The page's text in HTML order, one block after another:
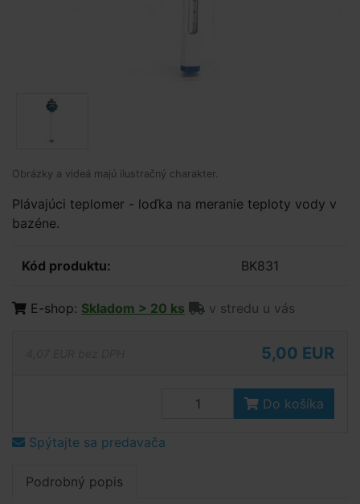
Obrázky a videá majú ilustračný charakter.
Plávajúci teplomer - loďka na meranie teploty vody v
bazéne.
Kód produktu: BK831
E-shop: Skladom > 20 ks v stredu u vás
5,00 EUR
Do košíka
Spýtajte sa predavača
Podrobný popis